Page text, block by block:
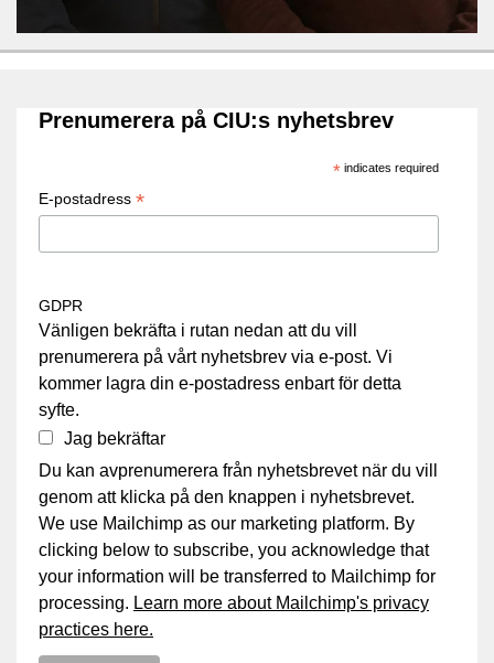
Prenumerera på CIU:s nyhetsbrev
*indicates required
E-postadress *
GDPR
Vänligen bekräfta i rutan nedan att du vill
prenumerera på vårt nyhetsbrev via e-post. Vi
kommer lagra din e-postadress enbart för detta
syfte.
Jag bekräftar
Du kan avprenumerera från nyhetsbrevet när du vill
genom att klicka på den knappen i nyhetsbrevet.
We use Mailchimp as our marketing platform. By
clicking below to subscribe, you acknowledge that
your information will be transferred to Mailchimp for
processing. Learn more about Mailchimp's privacy
practices here.